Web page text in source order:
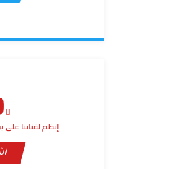
إنظم لقناتنا